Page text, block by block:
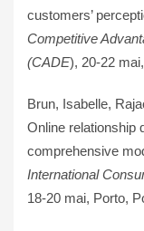
customers’
Competitive
(CADE), 20-22
Brun, Isabelle,
Online relationship
comprehensive
International
18-20 mai, Porto,